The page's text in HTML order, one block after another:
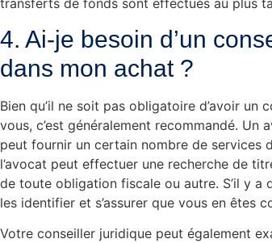
transferts de fonds sont effectués au plus
4. Ai-je besoin d’un
dans mon achat ?
Bien qu’il ne soit pas obligatoire d’avoir
vous, c’est généralement recommandé.
peut fournir un certain nombre de services
l’avocat peut effectuer une recherche de
de toute obligation fiscale ou autre. S’il y a
les identifier et s’assurer que vous en êtes
Votre conseiller juridique peut également